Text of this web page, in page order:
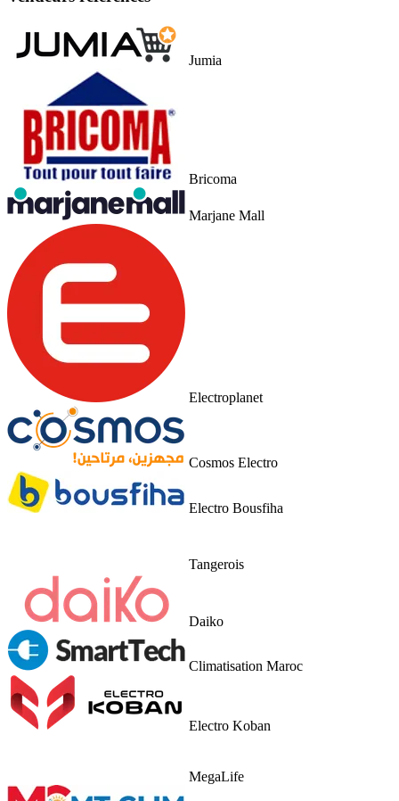
Jumia
Bricoma
Marjane Mall
Electroplanet
Cosmos Electro
Electro Bousfiha
Tangerois
Daiko
Climatisation Maroc
Electro Koban
MegaLife